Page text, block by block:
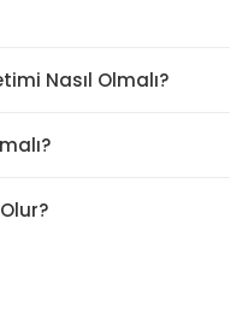
Nasıl Olmalı?